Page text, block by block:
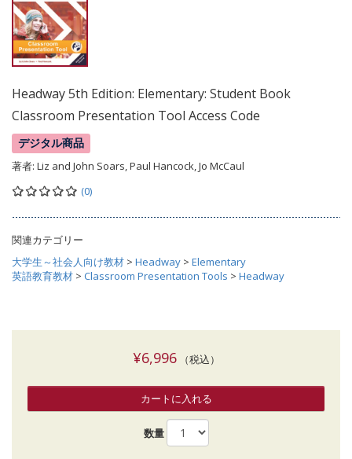
Headway 5th Edition: Elementary: Student Book
Classroom Presentation Tool Access Code
デジタル商品
著者: Liz and John Soars, Paul Hancock, Jo McCaul
(0)
関連カテゴリー
大学生～社会人向け教材 > Headway > Elementary
英語教育教材 > Classroom Presentation Tools > Headway
¥6,996（税込）
カートに入れる
数量